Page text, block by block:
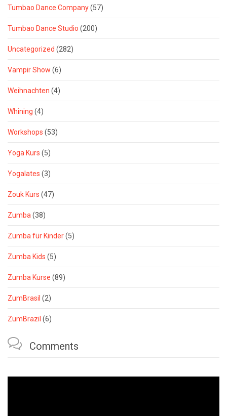
Tumbao Dance Company(57)
Tumbao Dance Studio (200)
Uncategorized (282)
Vampir Show (6)
Weihnachten (4)
Whining (4)
Workshops (53)
Yoga Kurs (5)
Yogalates (3)
Zouk Kurs (47)
Zumba (38)
Zumba für Kinder(5)
Zumba Kids (5)
Zumba Kurse (89)
ZumBrasil (2)
ZumBrazil (6)
 Comments